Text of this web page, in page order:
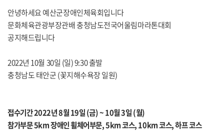
안녕하세요 예산군장애인체육회입니다
문화체육관광부장관배 충청남도전국어울림마라톤대회
공지해드립니다
2022년 10월 30일 (일) 9:30 출발
충청남도 태안군 (꽃지해수욕장 일원)
접수기간 2022년 8월 19일 (금) ~ 10월 3일 (월)
참가부문 5km 장애인 휠체어부문, 5km 코스, 10km 코스, 하프 코스